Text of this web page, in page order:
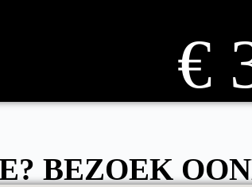
€
BEZOEK